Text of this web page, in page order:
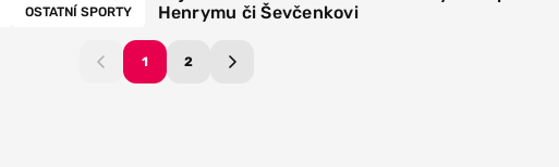
OSTATNÍ SPORTY
Henrymu či Ševčenkovi
1 2